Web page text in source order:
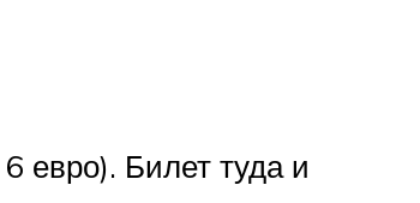
евро). Билет туда и